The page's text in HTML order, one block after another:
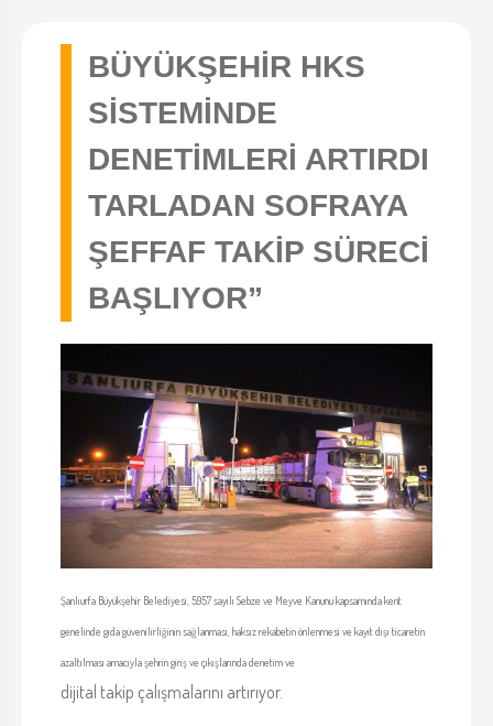
BÜYÜKŞEHİR HKS
SİSTEMİNDE
DENETİMLERİ ARTIRDI
TARLADAN SOFRAYA
ŞEFFAF TAKİP SÜRECİ
BAŞLIYOR”
Şanlıurfa Büyükşehir Belediyesi, 5957 sayılı Sebze ve Meyve Kanunu kapsamında kent
genelinde gıda güvenilirliğinin sağlanması, haksız rekabetin önlenmesi ve kayıt dışı ticaretin
azaltılması amacıyla şehrin giriş ve çıkışlarında denetim ve
dijital takip çalışmalarını artırıyor.